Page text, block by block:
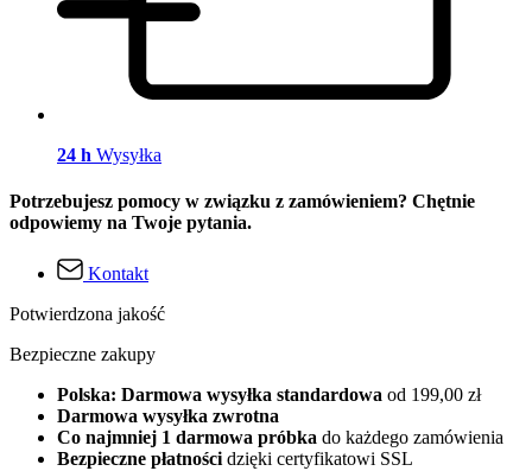
24 h Wysyłka
Potrzebujesz pomocy w związku z zamówieniem? Chętnie
odpowiemy na Twoje pytania.
Kontakt
Potwierdzona jakość
Bezpieczne zakupy
Polska: Darmowa wysyłka standardowa od 199,00 zł
Darmowa wysyłka zwrotna
Co najmniej 1 darmowa próbka do każdego zamówienia
Bezpieczne płatnościdzięki certyfikatowi SSL